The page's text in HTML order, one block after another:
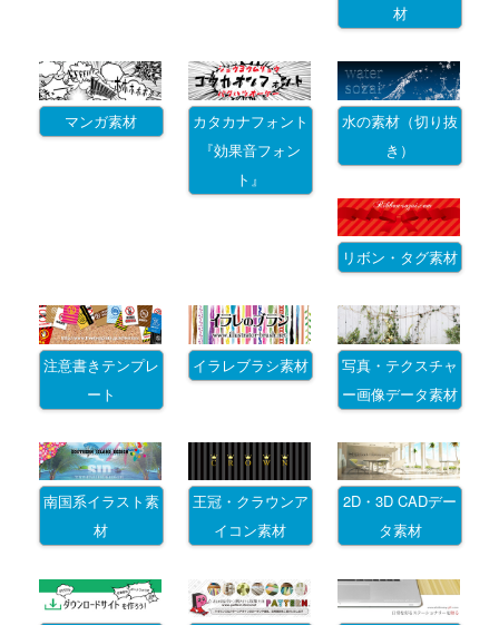
材
マンガ素材
カタカナフォント
『効果音フォン
ト』
水の素材（切り抜
き）
リボン・タグ素材
注意書きテンプレ
ート
イラレブラシ素材
写真・テクスチャ
ー画像データ素材
南国系イラスト素
材
王冠・クラウンア
イコン素材
2D・3D CADデー
タ素材